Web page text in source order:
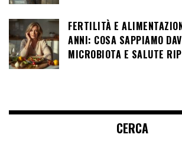
FERTILITÀ E
ANNI: COSA SAPPIAMO
MICROBIOTA E SALUTE
CERCA